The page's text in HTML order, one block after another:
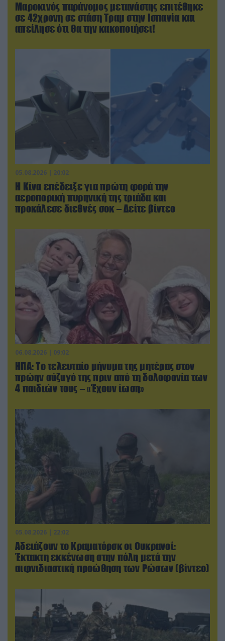
Μαροκινός παράνομος μετανάστης επιτέθηκε
σε 42χρονη σε στάση Τραμ στην Ισπανία και
απείλησε ότι θα την κακοποιήσει!
05.08.2026 | 20:02
Η Κίνα επέδειξε για πρώτη φορά την
αεροπορική πυρηνική της τριάδα και
προκάλεσε διεθνές σοκ – Δείτε βίντεο
06.08.2026 | 09:02
ΗΠΑ: Το τελευταίο μήνυμα της μητέρας στον
πρώην σύζυγό της πριν από τη δολοφονία των
4 παιδιών τους – «Έχουν ίωση»
05.08.2026 | 22:02
Αδειάζουν το Κραματόρσκ οι Ουκρανοί:
Έκτακτη εκκένωση στην πόλη μετά την
αιφνιδιαστική προώθηση των Ρώσων (βίντεο)